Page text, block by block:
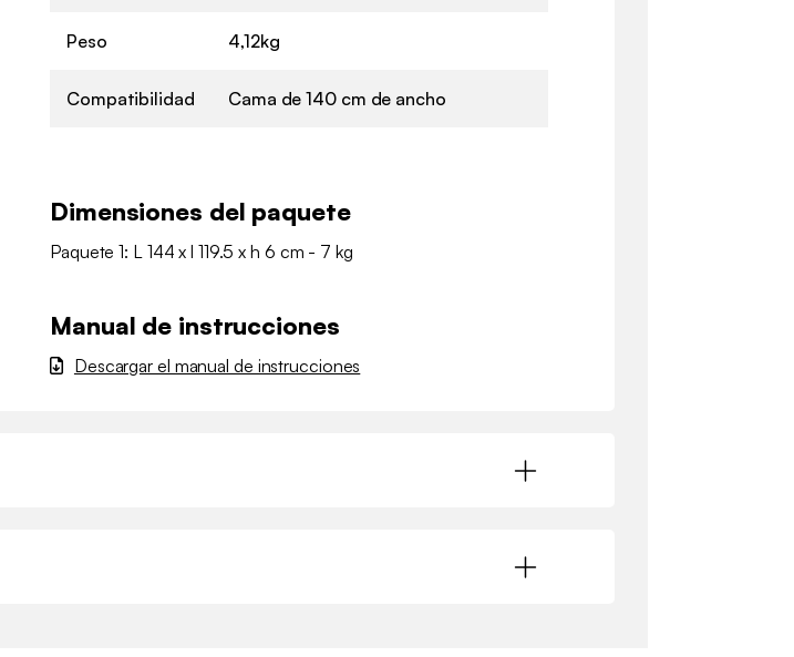
Peso 4,12kg
Compatibilidad Cama de 140 cm de ancho
Dimensiones del paquete
Paquete 1: L 144 x l 119.5 x h 6 cm - 7 kg
Manual de instrucciones
Descargar el manual de instrucciones